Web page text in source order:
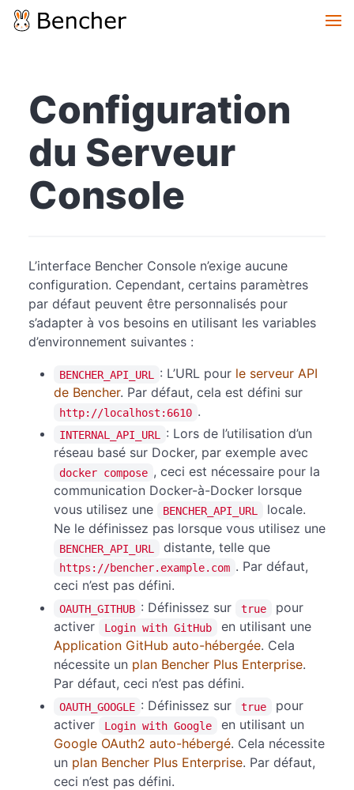
Configuration
du Serveur
Console
L’interface Bencher Console n’exige aucune
configuration. Cependant, certains paramètres
par défaut peuvent être personnalisés pour
s’adapter à vos besoins en utilisant les variables
d’environnement suivantes :
BENCHER_API_URL : L’URL pour le serveur API
de Bencher. Par défaut, cela est défini sur
http://localhost:6610 .
INTERNAL_API_URL
: Lors de l’utilisation d’un
réseau basé sur Docker, par exemple avec
docker compose , ceci est nécessaire pour la
communication Docker-à-Docker lorsque
vous utilisez une
BENCHER_API_URL
locale.
Ne le définissez pas lorsque vous utilisez une
BENCHER_API_URL distante, telle que
https://bencher.example.com . Par défaut,
ceci n’est pas défini.
OAUTH_GITHUB : Définissez sur true
pour
activer
Login with GitHub
en utilisant une
Application GitHub auto-hébergée. Cela
nécessite un plan Bencher Plus Enterprise.
Par défaut, ceci n’est pas défini.
OAUTH_GOOGLE : Définissez sur true
pour
activer
Login with Google
en utilisant un
Google OAuth2 auto-hébergé. Cela nécessite
un plan Bencher Plus Enterprise. Par défaut,
ceci n’est pas défini.